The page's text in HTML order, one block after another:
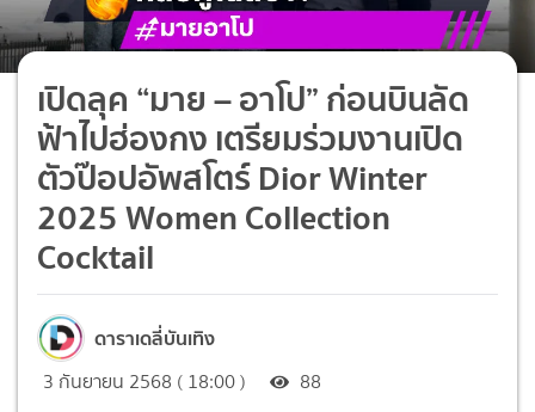
เปิดลุค “มาย – อาโป” ก่อนบินลัด
ฟ้าไปฮ่องกง เตรียมร่วมงานเปิด
ตัวป๊อปอัพสโตร์ Dior Winter
2025 Women Collection
Cocktail
ดาราเดลี่บันเทิง
3 กันยายน 2568 ( 18:00 ) 88